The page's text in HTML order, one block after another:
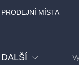
PRODEJNÍ MÍSTA
DALŠÍ